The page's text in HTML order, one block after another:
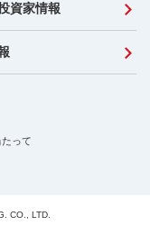
資家情報
って
CO., LTD.